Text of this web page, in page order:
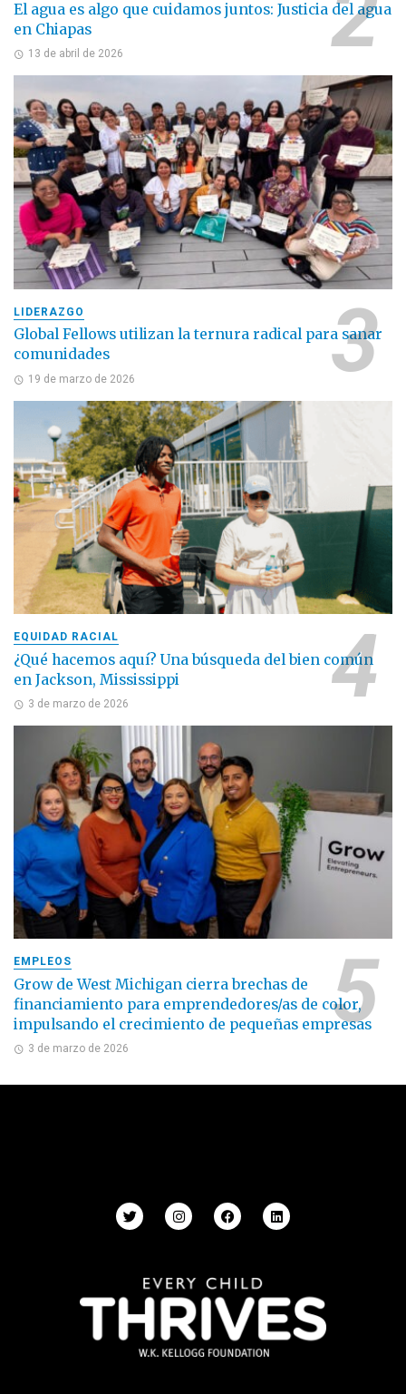
El agua es algo que cuidamos juntos: Justicia del agua
en Chiapas
13 de abril de 2026
LIDERAZGO
Global Fellows utilizan la ternura radical para sanar
comunidades
19 de marzo de 2026
EQUIDAD RACIAL
¿Qué hacemos aquí? Una búsqueda del bien común
en Jackson, Mississippi
3 de marzo de 2026
EMPLEOS
Grow de West Michigan cierra brechas de
financiamiento para emprendedores/as de color,
impulsando el crecimiento de pequeñas empresas
3 de marzo de 2026